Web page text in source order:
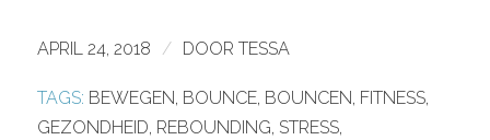
APRIL 24, 2018 / DOOR TESSA
TAGS: BEWEGEN, BOUNCE, BOUNCEN, FITNESS,
GEZONDHEID, REBOUNDING, STRESS,